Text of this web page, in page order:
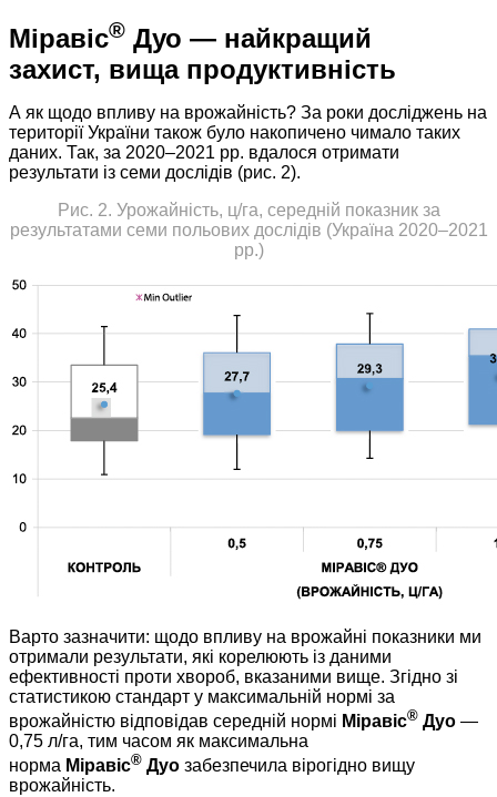
Міравіс® Дуо — найкращий
захист, вища продуктивність
А як щодо впливу на врожайність? За роки досліджень на
території України також було накопичено чимало таких
даних. Так, за 2020–2021 рр. вдалося отримати
результати із семи дослідів (рис. 2).
Рис. 2. Урожайність, ц/га, середній показник за
результатами семи польових дослідів (Україна 2020–2021
рр.)
Варто зазначити: щодо впливу на врожайні показники ми
отримали результати, які корелюють із даними
ефективності проти хвороб, вказаними вище. Згідно зі
статистикою стандарт у максимальній нормі за
врожайністю відповідав середній нормі Міравіс® Дуо —
0,75 л/га, тим часом як максимальна
норма Міравіс® Дуо забезпечила вірогідно вищу
врожайність.